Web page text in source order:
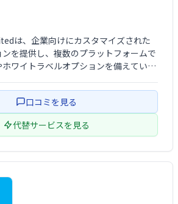
は、企業向けにカスタマイズされた
を提供し、複数のプラットフォームで
ワイトラベルオプションを備えていま
口コミを見る
代替サービスを見る